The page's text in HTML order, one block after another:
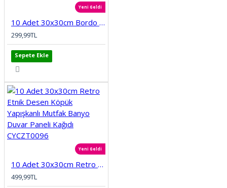
Yeni Geldi
10 Adet 30x30cm Bordo Motifli Desen Köpük Yapışkanlı Mutfak Banyo Duvar Paneli Kağıdı CYCZT00211
299,99TL
Sepete Ekle
Yeni Geldi
10 Adet 30x30cm Retro Etnik Desen Köpük Yapışkanlı Mutfak Banyo Duvar Paneli Kağıdı CYCZT0096
499,99TL